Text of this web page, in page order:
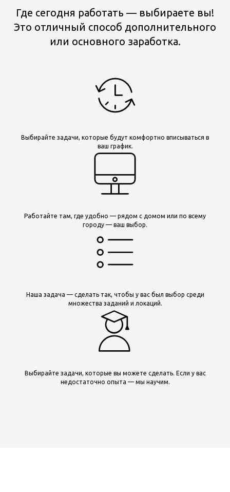
Где сегодня работать — выбираете вы!
Это отличный способ дополнительного
или основного заработка.
Выбирайте задачи, которые будут комфортно вписываться в
ваш график.
Работайте там, где удобно — рядом с домом или по всему
городу — ваш выбор.
Наша задача — сделать так, чтобы у вас был выбор среди
множества заданий и локаций.
Выбирайте задачи, которые вы можете сделать. Если у вас
недостаточно опыта — мы научим.